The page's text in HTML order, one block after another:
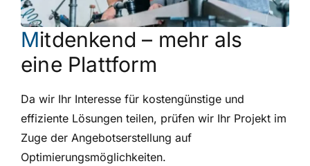
Mitdenkend – mehr als
eine Plattform
Da wir Ihr Interesse für kostengünstige und
effiziente Lösungen teilen, prüfen wir Ihr Projekt im
Zuge der Angebotserstellung auf
Optimierungsmöglichkeiten.